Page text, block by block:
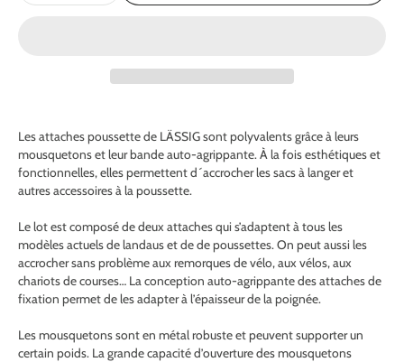
Les attaches poussette de LÄSSIG sont polyvalents grâce à leurs
mousquetons et leur bande auto-agrippante. À la fois esthétiques et
fonctionnelles, elles permettent d´accrocher les sacs à langer et
autres accessoires à la poussette.
Le lot est composé de deux attaches qui s’adaptent à tous les
modèles actuels de landaus et de de poussettes. On peut aussi les
accrocher sans problème aux remorques de vélo, aux vélos, aux
chariots de courses… La conception auto-agrippante des attaches de
fixation permet de les adapter à l’épaisseur de la poignée.
Les mousquetons sont en métal robuste et peuvent supporter un
certain poids. La grande capacité d’ouverture des mousquetons